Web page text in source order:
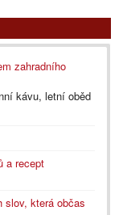
zahradního
kávu, letní oběd
a recept
slov, která občas